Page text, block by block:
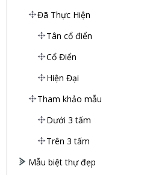
Đã Thực Hiện
Tân cổ điển
Cổ Điển
Hiện Đại
Tham khảo mẫu
Dưới 3 tấm
Trên 3 tấm
Mẫu biệt thự đẹp